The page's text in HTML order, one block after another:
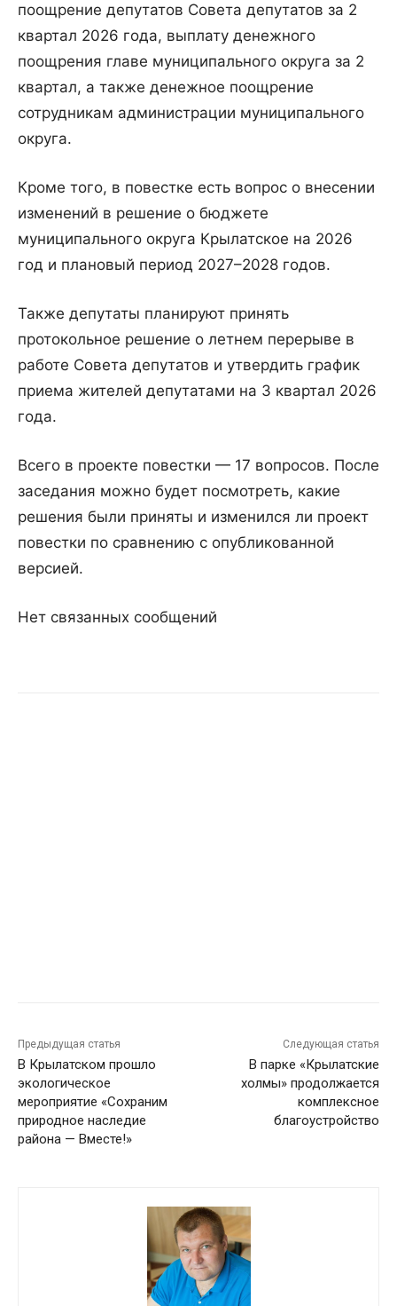
поощрение депутатов Совета депутатов за 2
квартал 2026 года, выплату денежного
поощрения главе муниципального округа за 2
квартал, а также денежное поощрение
сотрудникам администрации муниципального
округа.
Кроме того, в повестке есть вопрос о внесении
изменений в решение о бюджете
муниципального округа Крылатское на 2026
год и плановый период 2027–2028 годов.
Также депутаты планируют принять
протокольное решение о летнем перерыве в
работе Совета депутатов и утвердить график
приема жителей депутатами на 3 квартал 2026
года.
Всего в проекте повестки — 17 вопросов. После
заседания можно будет посмотреть, какие
решения были приняты и изменился ли проект
повестки по сравнению с опубликованной
версией.
Нет связанных сообщений
Предыдущая статья
В Крылатском прошло
экологическое
мероприятие «Сохраним
природное наследие
района — Вместе!»
Следующая статья
В парке «Крылатские
холмы» продолжается
комплексное
благоустройство